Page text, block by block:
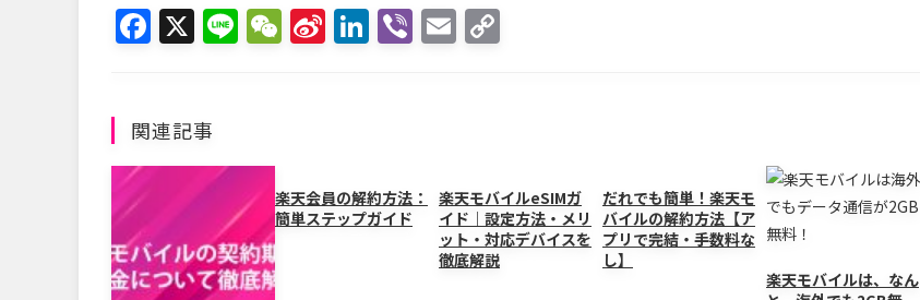
F
e
b
o
k
X Li W Si
b
o
Li
n
Vi E
n
k
関連記事
楽天会員の解約方法：
簡単ステップガイド
楽天モバイルeSIMガ
イド｜設定方法・メリ
ット・対応デバイスを
徹底解説
だれでも簡単！楽天モ
バイルの解約方法【ア
プリで完結・手数料な
し】
楽天モバイルは、なん